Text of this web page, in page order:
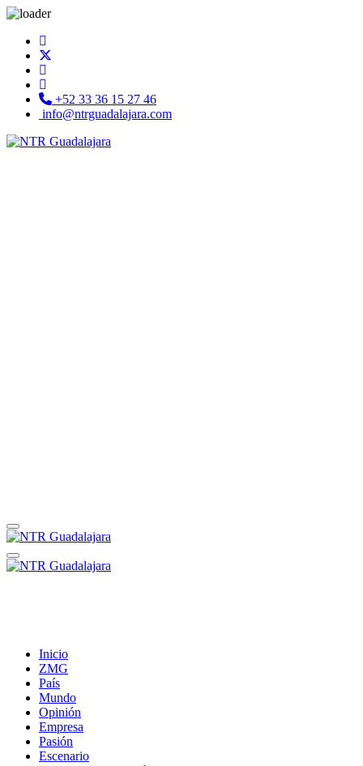
+52 33 36 15 27 46
info@ntrguadalajara.com
Inicio
ZMG
País
Mundo
Opinión
Empresa
Pasión
Escenario